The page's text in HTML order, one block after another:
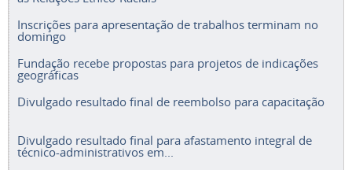
Inscrições para apresentação de trabalhos terminam no
domingo
Fundação recebe propostas para projetos de indicações
geográficas
Divulgado resultado final de reembolso para capacitação
Divulgado resultado final para afastamento integral de
técnico-administrativos em...